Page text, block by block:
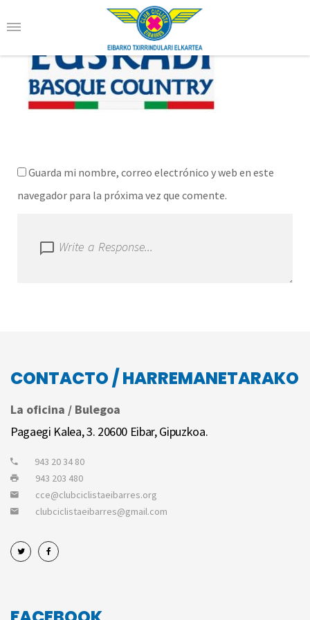
EUSKADI BASQUE COUNTRY
Guarda mi nombre, correo electrónico y web en este
navegador para la próxima vez que comente.
CONTACTO / HARREMANETARAKO
La oficina / Bulegoa
Pagaegi Kalea, 3. 20600 Eibar, Gipuzkoa.
943 20 34 80
943 203 480
cce@clubciclistaeibarres.org
clubciclistaeibarres@gmail.com